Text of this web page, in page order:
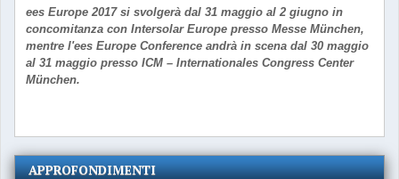
ees Europe 2017 si svolgerà dal 31 maggio al 2 giugno in
concomitanza con Intersolar Europe presso Messe München,
mentre l'ees Europe Conference andrà in scena dal 30 maggio
al 31 maggio presso ICM – Internationales Congress Center
München.
APPROFONDIMENTI